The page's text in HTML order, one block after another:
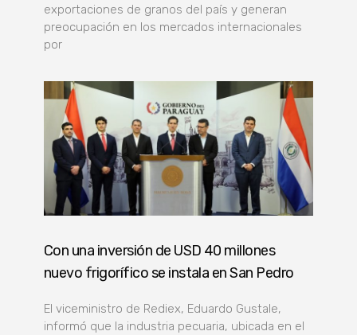
exportaciones de granos del país y generan
preocupación en los mercados internacionales
por
Con una inversión de USD 40 millones
nuevo frigorífico se instala en San Pedro
El viceministro de Rediex, Eduardo Gustale,
informó que la industria pecuaria, ubicada en el